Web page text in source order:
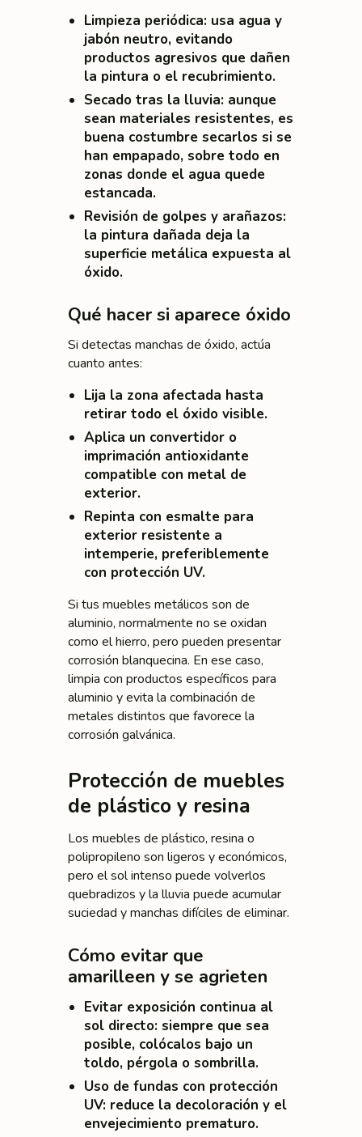
Limpieza periódica: usa agua y
jabón neutro, evitando
productos agresivos que dañen
la pintura o el recubrimiento.
Secado tras la lluvia: aunque
sean materiales resistentes, es
buena costumbre secarlos si se
han empapado, sobre todo en
zonas donde el agua quede
estancada.
Revisión de golpes y arañazos:
la pintura dañada deja la
superficie metálica expuesta al
óxido.
Qué hacer si aparece óxido
Si detectas manchas de óxido, actúa
cuanto antes:
Lija la zona afectada hasta
retirar todo el óxido visible.
Aplica un convertidor o
imprimación antioxidante
compatible con metal de
exterior.
Repinta con esmalte para
exterior resistente a
intemperie, preferiblemente
con protección UV.
Si tus muebles metálicos son de
aluminio, normalmente no se oxidan
como el hierro, pero pueden presentar
corrosión blanquecina. En ese caso,
limpia con productos específicos para
aluminio y evita la combinación de
metales distintos que favorece la
corrosión galvánica.
Protección de muebles
de plástico y resina
Los muebles de plástico, resina o
polipropileno son ligeros y económicos,
pero el sol intenso puede volverlos
quebradizos y la lluvia puede acumular
suciedad y manchas difíciles de eliminar.
Cómo evitar que
amarilleen y se agrieten
Evitar exposición continua al
sol directo: siempre que sea
posible, colócalos bajo un
toldo, pérgola o sombrilla.
Uso de fundas con protección
UV: reduce la decoloración y el
envejecimiento prematuro.